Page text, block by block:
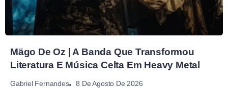
Mägo De Oz | A Banda Que Transformou
Literatura E Música Celta Em Heavy Metal
Gabriel Fernandes 8 De Agosto De 2026